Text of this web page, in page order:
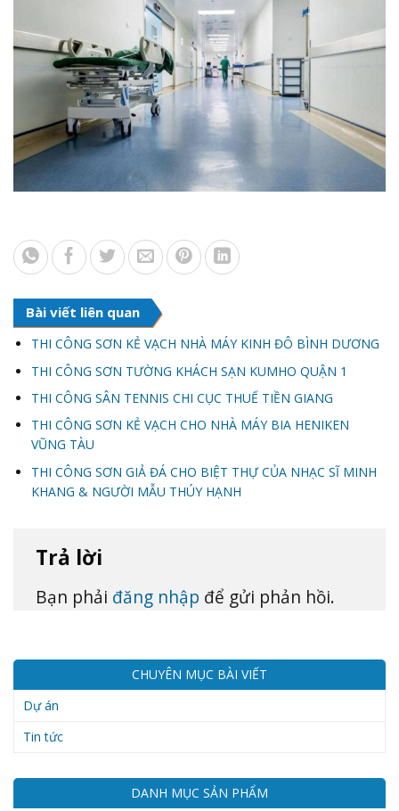
Bài viết liên quan
THI CÔNG SƠN KẺ VẠCH NHÀ MÁY KINH ĐÔ BÌNH DƯƠNG
THI CÔNG SƠN TƯỜNG KHÁCH SẠN KUMHO QUẬN 1
THI CÔNG SÂN TENNIS CHI CỤC THUẾ TIỀN GIANG
THI CÔNG SƠN KẺ VẠCH CHO NHÀ MÁY BIA HENIKEN
VŨNG TÀU
THI CÔNG SƠN GIẢ ĐÁ CHO BIỆT THỰ CỦA NHẠC SĨ MINH
KHANG & NGƯỜI MẪU THÚY HẠNH
Trả lời
Bạn phải đăng nhập để gửi phản hồi.
CHUYÊN MỤC BÀI VIẾT
Dự án
Tin tức
DANH MỤC SẢN PHẨM